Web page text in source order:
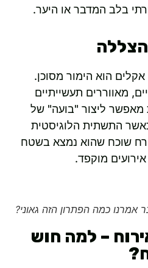
בלב המדבר או היער.
הוא הימור מסוכן.
מאווררים תעשייתיים
מאפשר ליצור "בועה" של
התשתית הלוגיסטית
שוכח שהוא נמצא בשטח
מוקפד.
אמרנו כמה הפתרון הזה גאוני?
– למה חוש